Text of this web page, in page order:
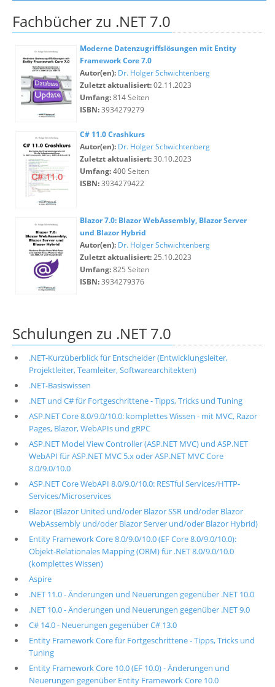
Fachbücher zu .NET 7.0
Moderne Datenzugriffslösungen mit Entity
Framework Core 7.0
Autor(en): Dr. Holger Schwichtenberg
Zuletzt aktualisiert:02.11.2023
Umfang:814 Seiten
ISBN:3934279279
C# 11.0 Crashkurs
Autor(en): Dr. Holger Schwichtenberg
Zuletzt aktualisiert:30.10.2023
Umfang:400 Seiten
ISBN:3934279422
Blazor 7.0: Blazor WebAssembly, Blazor Server
und Blazor Hybrid
Autor(en): Dr. Holger Schwichtenberg
Zuletzt aktualisiert:25.10.2023
Umfang:825 Seiten
ISBN:3934279376
Schulungen zu .NET 7.0
.NET-Kurzüberblick für Entscheider (Entwicklungsleiter,
Projektleiter, Teamleiter, Softwarearchitekten)
.NET-Basiswissen
.NET und C# für Fortgeschrittene - Tipps, Tricks und Tuning
ASP.NET Core 8.0/9.0/10.0: komplettes Wissen - mit MVC, Razor
Pages, Blazor, WebAPIs und gRPC
ASP.NET Model View Controller (ASP.NET MVC) und ASP.NET
WebAPI für ASP.NET MVC 5.x oder ASP.NET MVC Core
8.0/9.0/10.0
ASP.NET Core WebAPI 8.0/9.0/10.0: RESTful Services/HTTP-
Services/Microservices
Blazor (Blazor United und/oder Blazor SSR und/oder Blazor
WebAssembly und/oder Blazor Server und/oder Blazor Hybrid)
Entity Framework Core 8.0/9.0/10.0 (EF Core 8.0/9.0/10.0):
Objekt-Relationales Mapping (ORM) für .NET 8.0/9.0/10.0
(komplettes Wissen)
Aspire
.NET 11.0 - Änderungen und Neuerungen gegenüber .NET 10.0
.NET 10.0 - Änderungen und Neuerungen gegenüber .NET 9.0
C# 14.0 - Neuerungen gegenüber C# 13.0
Entity Framework Core für Fortgeschrittene - Tipps, Tricks und
Tuning
Entity Framework Core 10.0 (EF 10.0) - Änderungen und
Neuerungen gegenüber Entity Framework Core 10.0